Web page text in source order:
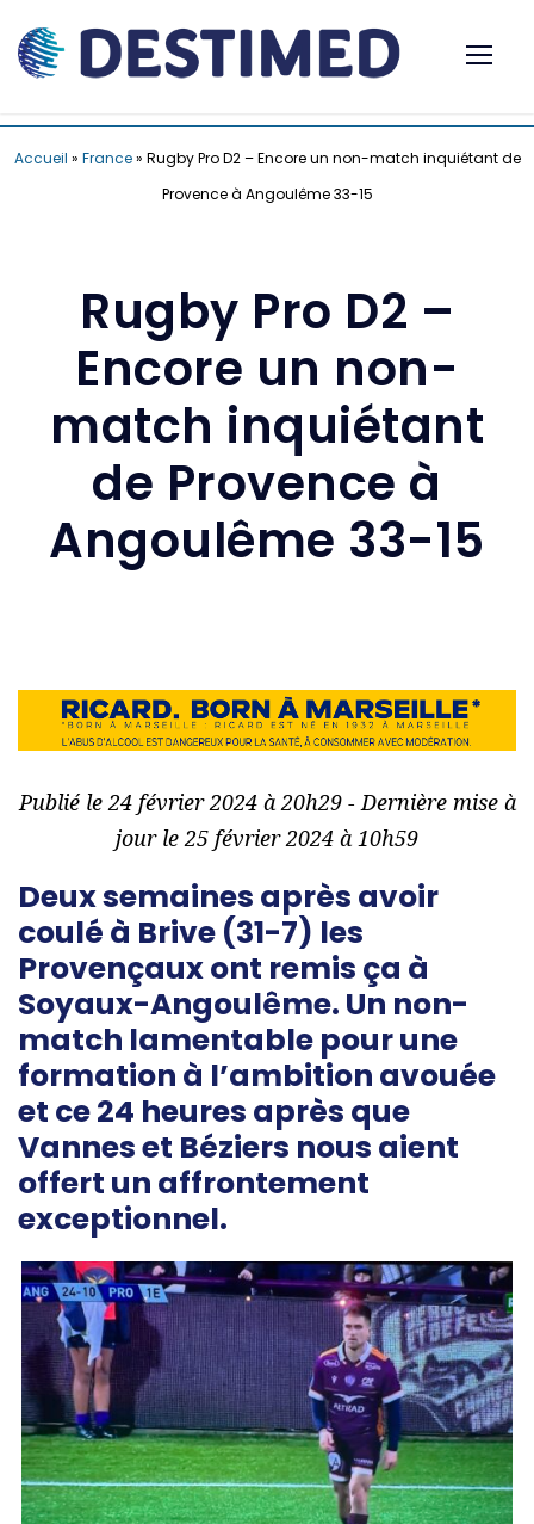
Accueil » France» Rugby Pro D2 – Encore un non-match inquiétant de
Provence à Angoulême 33-15
Rugby Pro D2 –
Encore un non-
match inquiétant
de Provence à
Angoulême 33-15
Publié le 24 février 2024 à 20h29 - Dernière mise à
jour le 25 février 2024 à 10h59
Deux semaines après avoir
coulé à Brive (31-7) les
Provençaux ont remis ça à
Soyaux-Angoulême. Un non-
match lamentable pour une
formation à l’ambition avouée
et ce 24 heures après que
Vannes et Béziers nous aient
offert un affrontement
exceptionnel.